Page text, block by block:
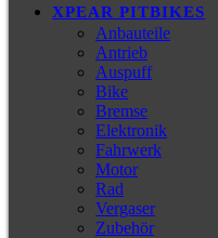
XPEAR PITBIKES
Anbauteile
Antrieb
Auspuff
Bike
Bremse
Elektronik
Fahrwerk
Motor
Rad
Vergaser
Zubehör